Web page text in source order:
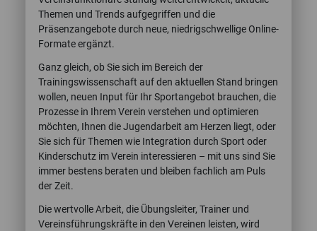
Themen und Trends aufgegriffen und die
Präsenzangebote durch neue, niedrigschwellige Online-
Formate ergänzt.
Ganz gleich, ob Sie sich im Bereich der
Trainingswissenschaft auf den aktuellen Stand bringen
wollen, neuen Input für Ihr Sportangebot brauchen, die
Prozesse in Ihrem Verein verstehen und optimieren
möchten, Ihnen die Jugendarbeit am Herzen liegt, oder
Sie sich für Themen wie Integration durch Sport oder
Kinderschutz im Verein interessieren – mit uns sind Sie
immer bestens beraten und bleiben fachlich am Puls
der Zeit.
Die wertvolle Arbeit, die Übungsleiter, Trainer und
Vereinsführungskräfte in den Vereinen leisten, wird